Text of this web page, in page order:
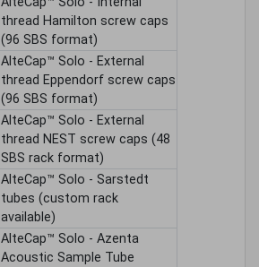
thread Hamilton screw caps
(96 SBS format)
AlteCap™ Solo - External
thread Eppendorf screw caps
(96 SBS format)
AlteCap™ Solo - External
thread NEST screw caps (48
SBS rack format)
AlteCap™ Solo - Sarstedt
tubes (custom rack
available)
AlteCap™ Solo - Azenta
Acoustic Sample Tube